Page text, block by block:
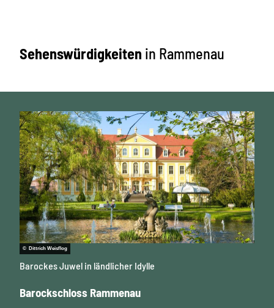
Sehenswürdigkeiten in Rammenau
© Dittrich Weisflog
Barockes Juwel in ländlicher Idylle
Barockschloss Rammenau